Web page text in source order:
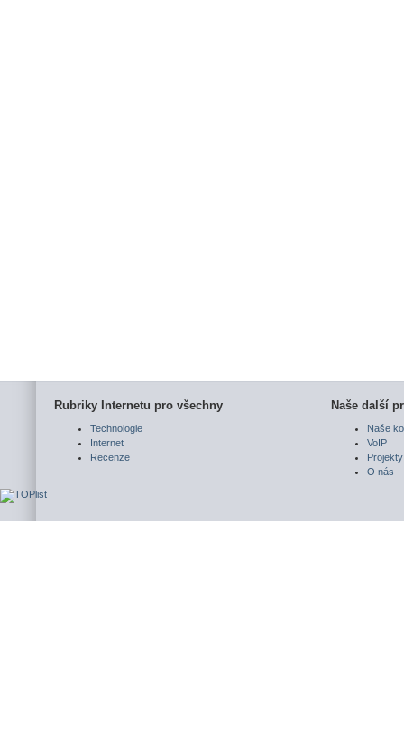
Rubriky Internetu pro všechny
Technologie
Internet
Recenze
Naše další
Naše
VoIP
Projekty
O nás